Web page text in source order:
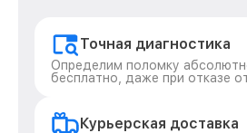
Точная диагностика
Определим поломку
бесплатно, даже при отказе
Курьерская доставка